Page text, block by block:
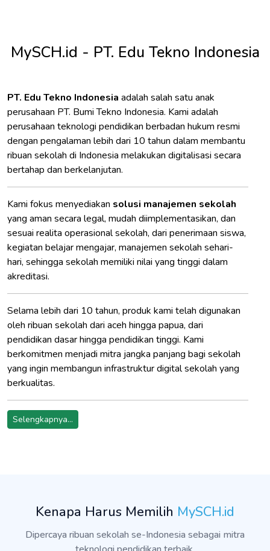
MySCH.id - PT. Edu Tekno Indonesia
PT. Edu Tekno Indonesia adalah salah satu anak
perusahaan PT. Bumi Tekno Indonesia. Kami adalah
perusahaan teknologi pendidikan berbadan hukum resmi
dengan pengalaman lebih dari 10 tahun dalam membantu
ribuan sekolah di Indonesia melakukan digitalisasi secara
bertahap dan berkelanjutan.
Kami fokus menyediakan solusi manajemen sekolah
yang aman secara legal, mudah diimplementasikan, dan
sesuai realita operasional sekolah, dari penerimaan siswa,
kegiatan belajar mengajar, manajemen sekolah sehari-
hari, sehingga sekolah memiliki nilai yang tinggi dalam
akreditasi.
Selama lebih dari 10 tahun, produk kami telah digunakan
oleh ribuan sekolah dari aceh hingga papua, dari
pendidikan dasar hingga pendidikan tinggi. Kami
berkomitmen menjadi mitra jangka panjang bagi sekolah
yang ingin membangun infrastruktur digital sekolah yang
berkualitas.
Selengkapnya...
Kenapa Harus Memilih MySCH.id
Dipercaya ribuan sekolah se-Indonesia sebagai mitra